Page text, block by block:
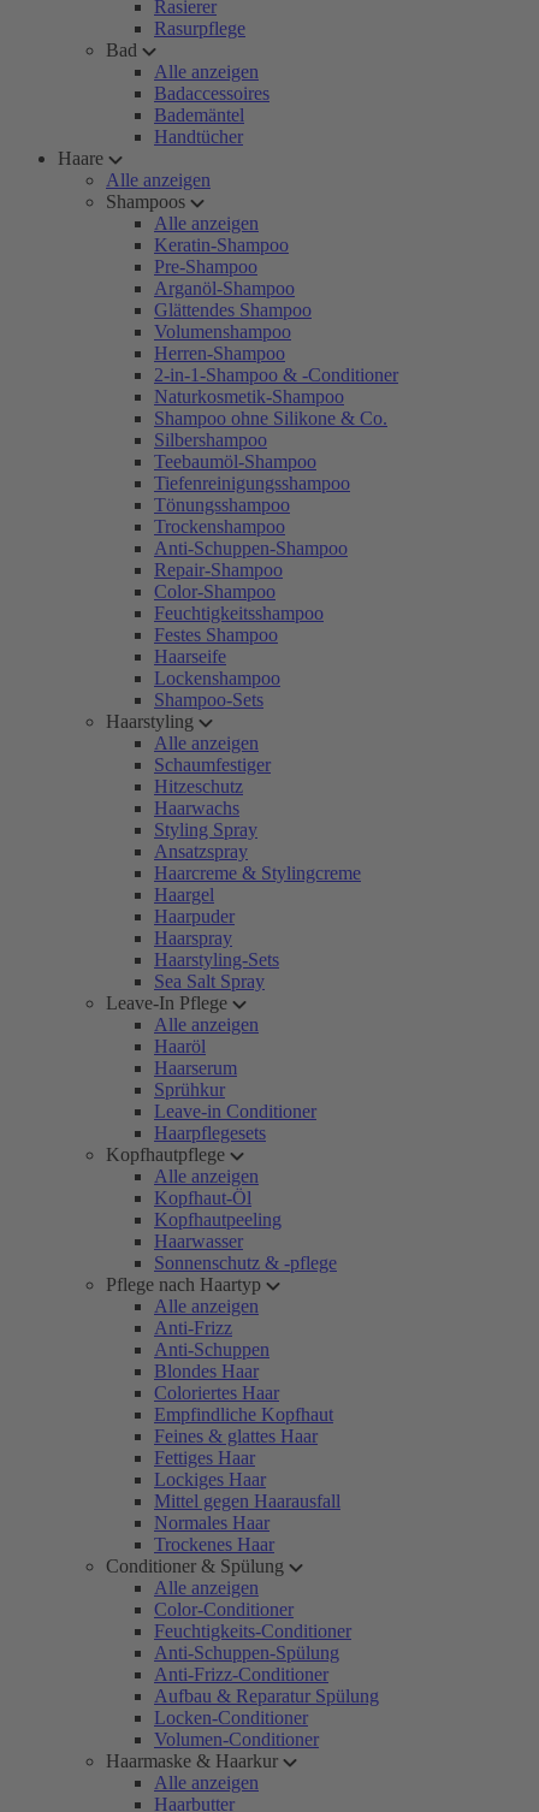
Rasierer
Rasurpflege
Bad
Alle anzeigen
Badaccessoires
Bademäntel
Handtücher
Haare
Alle anzeigen
Shampoos
Alle anzeigen
Keratin-Shampoo
Pre-Shampoo
Arganöl-Shampoo
Glättendes Shampoo
Volumenshampoo
Herren-Shampoo
2-in-1-Shampoo & -Conditioner
Naturkosmetik-Shampoo
Shampoo ohne Silikone & Co.
Silbershampoo
Teebaumöl-Shampoo
Tiefenreinigungsshampoo
Tönungsshampoo
Trockenshampoo
Anti-Schuppen-Shampoo
Repair-Shampoo
Color-Shampoo
Feuchtigkeitsshampoo
Festes Shampoo
Haarseife
Lockenshampoo
Shampoo-Sets
Haarstyling
Alle anzeigen
Schaumfestiger
Hitzeschutz
Haarwachs
Styling Spray
Ansatzspray
Haarcreme & Stylingcreme
Haargel
Haarpuder
Haarspray
Haarstyling-Sets
Sea Salt Spray
Leave-In Pflege
Alle anzeigen
Haaröl
Haarserum
Sprühkur
Leave-in Conditioner
Haarpflegesets
Kopfhautpflege
Alle anzeigen
Kopfhaut-Öl
Kopfhautpeeling
Haarwasser
Sonnenschutz & -pflege
Pflege nach Haartyp
Alle anzeigen
Anti-Frizz
Anti-Schuppen
Blondes Haar
Coloriertes Haar
Empfindliche Kopfhaut
Feines & glattes Haar
Fettiges Haar
Lockiges Haar
Mittel gegen Haarausfall
Normales Haar
Trockenes Haar
Conditioner & Spülung
Alle anzeigen
Color-Conditioner
Feuchtigkeits-Conditioner
Anti-Schuppen-Spülung
Anti-Frizz-Conditioner
Aufbau & Reparatur Spülung
Locken-Conditioner
Volumen-Conditioner
Haarmaske & Haarkur
Alle anzeigen
Haarbutter